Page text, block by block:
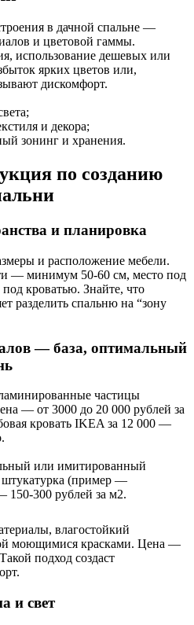
в дачной спальне —
и цветовой гаммы.
использование дешевых или
ярких цветов или,
дискомфорт.
и декора;
зонинг и хранения.
по созданию
и планировка
и расположение мебели.
— минимум 50-60 см, место под
кроватью. Знайте, что
разделить спальню на “зону
— база, оптимальный
частицы
— от 3000 до 20 000 рублей за
кровать IKEA за 12 000 —
или имитированный
штукатурка (пример —
150-300 рублей за м2.
влагостойкий
моющимися красками. Цена —
подход создаст
и свет